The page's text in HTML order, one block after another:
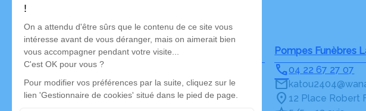
avec dignité dans son dernier voyage.
Nos agences
Pompes Funèbres Lamarque
04 22 67 82 98
katou2404@wanadoo.fr
28, Rue Paul Constans – 03190 – Vallon-en-Sully
Pompes Funèbres
04 22 67 27 07
12 Place Robert